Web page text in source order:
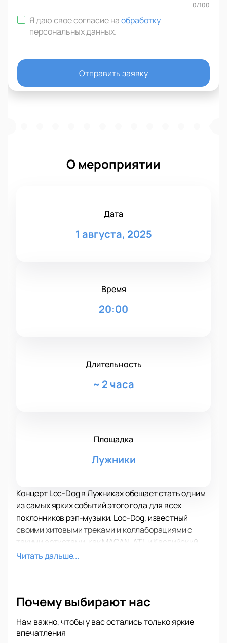
0/100
Я даю свое согласие наобработку
персональных данных.
Отправить заявку
О мероприятии
Дата
1 августа, 2025
Время
20:00
Длительность
~ 2 часа
Площадка
Лужники
Концерт Loc-Dog в Лужниках обещает стать одним
из самых ярких событий этого года для всех
поклонников рэп-музыки. Loc-Dog, известный
своими хитовыми треками и коллаборациями с
такими артистами, как MACAN, ATL и Каспийский
груз, выступит на одной из крупнейших площадок
проведения масштабных музыкальных
Лужники — это не просто спортивный комплекс, а
легендарная концертная арена, где выступали
Читать дальше...
Почему выбирают нас
Нам важно, чтобы у вас остались только яркие
впечатления